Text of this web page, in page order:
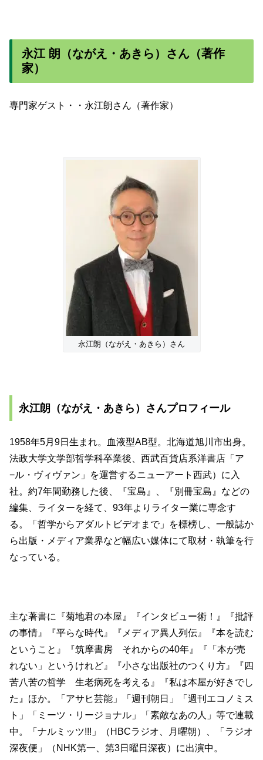
永江 朗（ながえ・あきら）さん（著作
家）
専門家ゲスト・・永江朗さん（著作家）
永江朗（ながえ・あきら）さん
永江朗（ながえ・あきら）さんプロフィール
1958年5月9日生まれ。血液型AB型。北海道旭川市出身。
法政大学文学部哲学科卒業後、西武百貨店系洋書店「ア
−ル・ヴィヴァン」を運営するニューアート西武）に入
社。約7年間勤務した後、『宝島』、『別冊宝島』などの
編集、ライターを経て、93年よりライター業に専念す
る。「哲学からアダルトビデオまで」を標榜し、一般誌か
ら出版・メディア業界など幅広い媒体にて取材・執筆を行
なっている。
主な著書に『菊地君の本屋』『インタビュー術！』『批評
の事情』『平らな時代』『メディア異人列伝』『本を読む
ということ』『筑摩書房 それからの40年』『「本が売
れない」というけれど』『小さな出版社のつくり方』『四
苦八苦の哲学 生老病死を考える』『私は本屋が好きでし
た』ほか。「アサヒ芸能」「週刊朝日」「週刊エコノミス
ト」「ミーツ・リージョナル」「素敵なあの人」等で連載
中。「ナルミッツ!!!」（HBCラジオ、月曜朝）、「ラジオ
深夜便」（NHK第一、第3日曜日深夜）に出演中。